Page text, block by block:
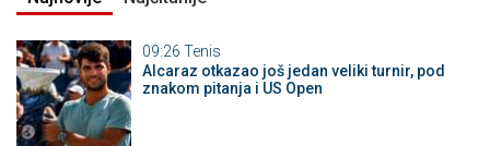
09:26 Tenis
Alcaraz otkazao još jedan veliki turnir, pod
znakom pitanja i US Open